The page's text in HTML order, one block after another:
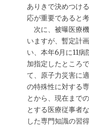
ありきで決めつけ
応が重要であると
次に、被曝医療
いますが、暫定計
い、本年6月に11
加指定したところ
て、原子力災害に
の特殊性に対する
とから、現在まで
とする医療従事者
した専門知識の習